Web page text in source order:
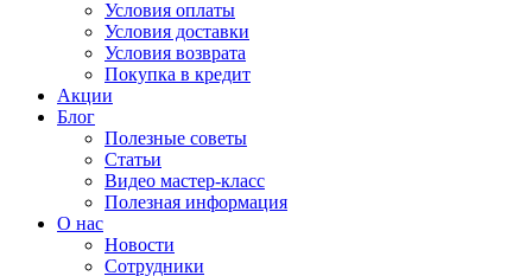
Условия оплаты
Условия доставки
Условия возврата
Покупка в кредит
Акции
Блог
Полезные советы
Статьи
Видео мастер-класс
Полезная информация
О нас
Новости
Сотрудники